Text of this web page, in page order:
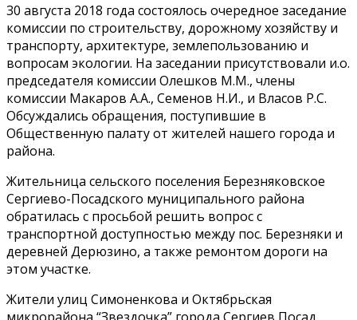
30 августа 2018 года состоялось очередное заседание
комиссии по строительству, дорожному хозяйству и
транспорту, архитектуре, землепользованию и
вопросам экологии. На заседании присутствовали и.о.
председателя комиссии Олешков М.М., члены
комиссии Макаров А.А., Семенов Н.И., и Власов Р.С.
Обсуждались обращения, поступившие в
Общественную палату от жителей нашего города и
района.
Жительница сельского поселения Березняковское
Сергиево-Посадского муниципального района
обратилась с просьбой решить вопрос с
транспортной доступностью между пос. Березняки и
деревней Дерюзино, а также ремонтом дороги на
этом участке.
Жители улиц Симоненкова и Октябрьская